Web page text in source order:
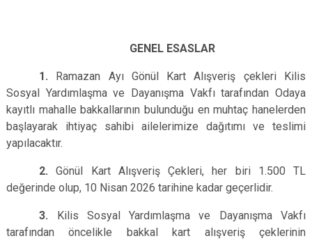
GENEL ESASLAR
1. Ramazan Ayı Gönül Kart Alışveriş çekleri Kilis
Sosyal Yardımlaşma ve Dayanışma Vakfı tarafından Odaya
kayıtlı mahalle bakkallarının bulunduğu en muhtaç hanelerden
başlayarak ihtiyaç sahibi ailelerimize dağıtımı ve teslimi
yapılacaktır.
2.Gönül Kart Alışveriş Çekleri, her biri 1.500 TL
değerinde olup, 10 Nisan 2026 tarihine kadar geçerlidir.
3. Kilis Sosyal Yardımlaşma ve Dayanışma Vakfı
tarafından öncelikle bakkal kart alışveriş çeklerinin